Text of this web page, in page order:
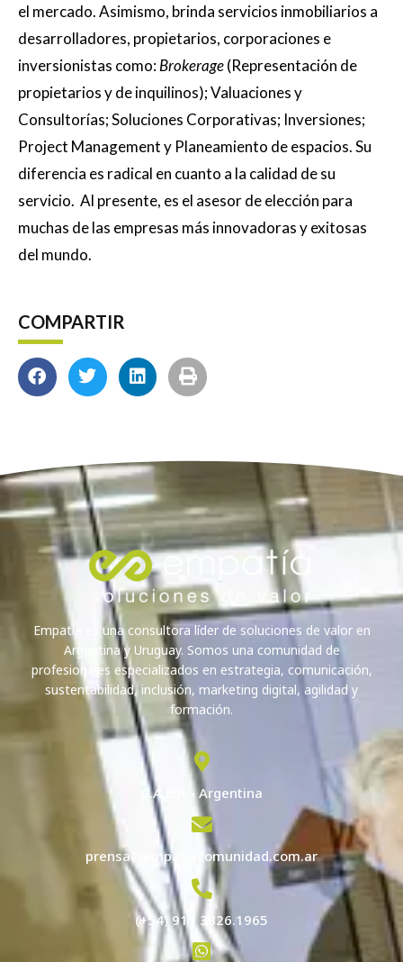
el mercado. Asimismo, brinda servicios inmobiliarios a
desarrolladores, propietarios, corporaciones e
inversionistas como:Brokerage(Representación de
propietarios y de inquilinos); Valuaciones y
Consultorías; Soluciones Corporativas; Inversiones;
Project Management y Planeamiento de espacios. Su
diferencia es radical en cuanto a la calidad de su
servicio. Al presente, es el asesor de elección para
muchas de las empresas más innovadoras y exitosas
del mundo.
COMPARTIR
Empatía es una consultora líder de soluciones de valor en
Argentina y Uruguay. Somos una comunidad de
profesionales especializados en estrategia, comunicación,
sustentabilidad, inclusión, marketing digital, agilidad y
formación.
C.A.B.A - Argentina
prensa@empatiacomunidad.com.ar
(+54) 911 3826.1965